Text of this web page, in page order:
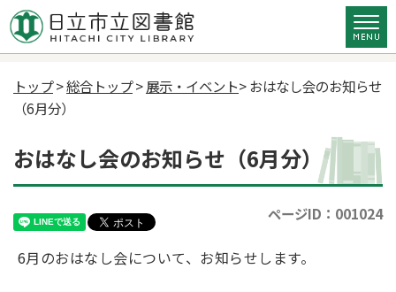
トップ>総合トップ>展示・イベント> おはなし会のお知らせ
（6月分）
おはなし会のお知らせ（6月分）
ページID：001024
6月のおはなし会について、お知らせします。